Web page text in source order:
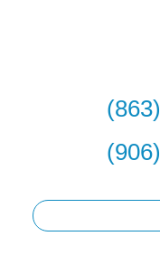
(863)
(906)